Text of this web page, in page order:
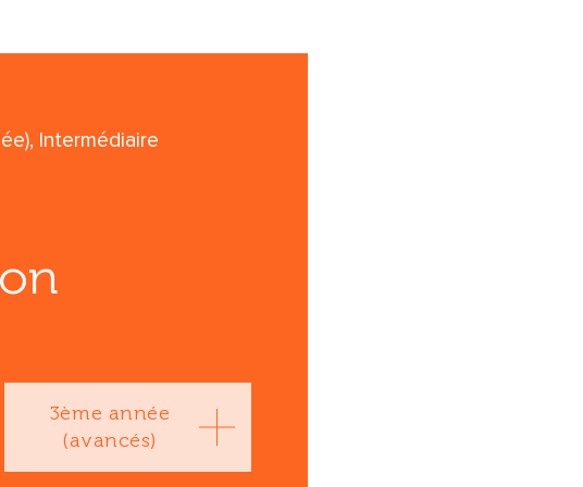
Intermédiaire
3ème année
(avancés)